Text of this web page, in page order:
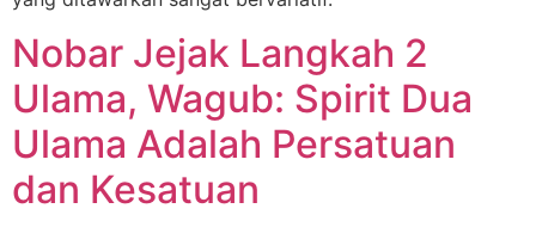
Nobar Jejak Langkah 2
Ulama, Wagub: Spirit Dua
Ulama Adalah Persatuan
dan Kesatuan